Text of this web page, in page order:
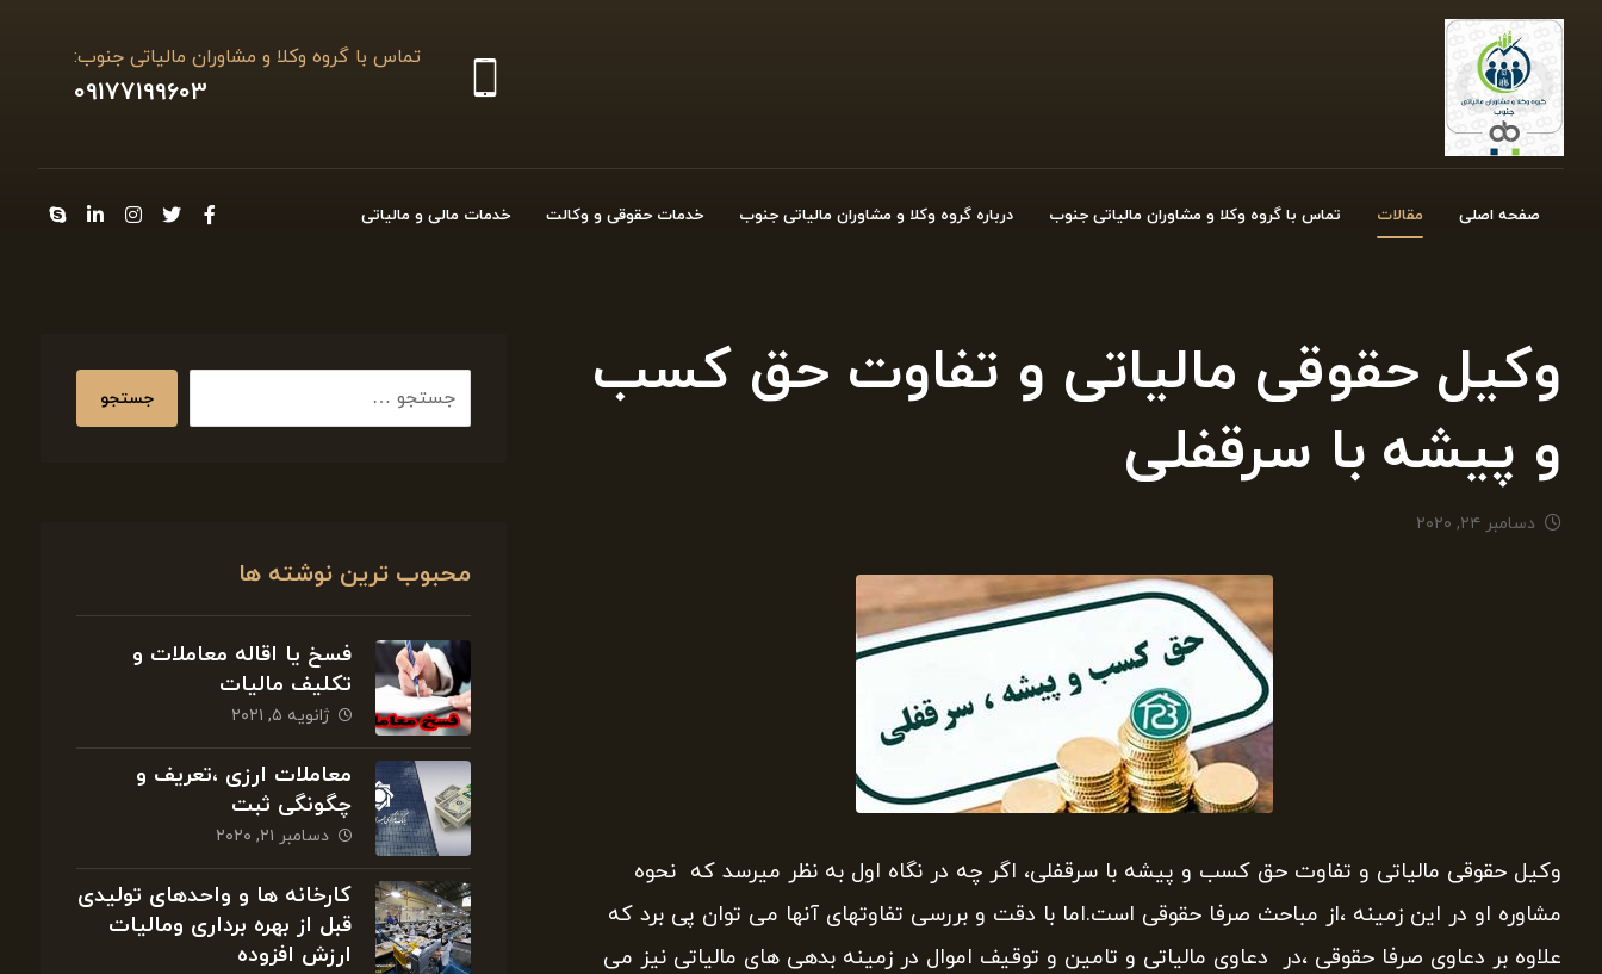
تماس با گروه وکلا و مشاوران مالیاتی جنوب:
09177199603
صفحه اصلی مقالات تماس با گروه وکلا و مشاوران مالیاتی جنوب درباره گروه وکلا و مشاوران مالیاتی جنوب خدمات حقوقی و وکالت خدمات مالی و مالیاتی
وکیل حقوقی مالیاتی و تفاوت حق کسب
و پیشه با سرقفلی
دسامبر ۲۴, ۲۰۲۰
وکیل حقوقی مالیاتی و تفاوت حق کسب و پیشه با سرقفلی، اگر چه در نگاه اول به نظر میرسد که نحوه
مشاوره او در این زمینه ،از مباحث صرفا حقوقی است.اما با دقت و بررسی تفاوتهای آنها می توان پی برد که
علاوه بر دعاوی صرفا حقوقی ،در دعاوی مالیاتی و تامین و توقیف اموال در زمینه بدهی های مالیاتی نیز می
جستجو
محبوب ترین نوشته ها
فسخ یا اقاله معاملات و
تکلیف مالیات
ژانویه ۵, ۲۰۲۱
معاملات ارزی ،تعریف و
چگونگی ثبت
دسامبر ۲۱, ۲۰۲۰
کارخانه ها و واحدهای تولیدی
قبل از بهره برداری ومالیات
ارزش افزوده